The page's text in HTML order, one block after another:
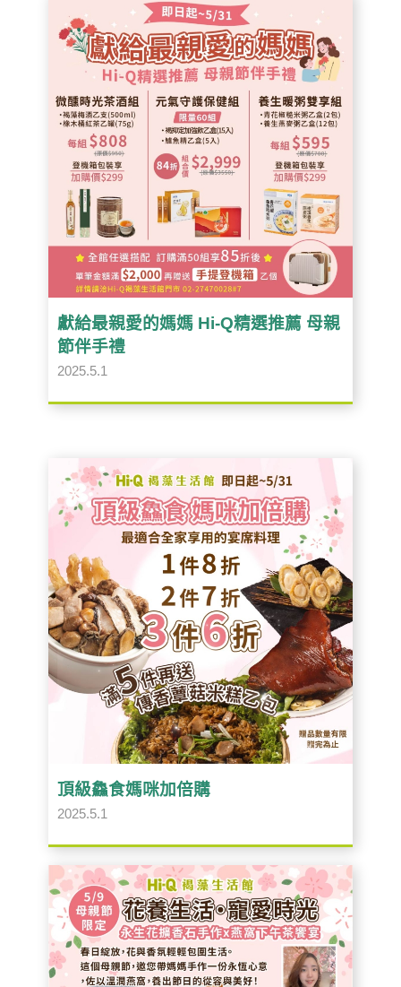
獻給最親愛的媽媽 Hi-Q精選推薦 母親
節伴手禮
2025.5.1
頂級鱻食媽咪加倍購
2025.5.1